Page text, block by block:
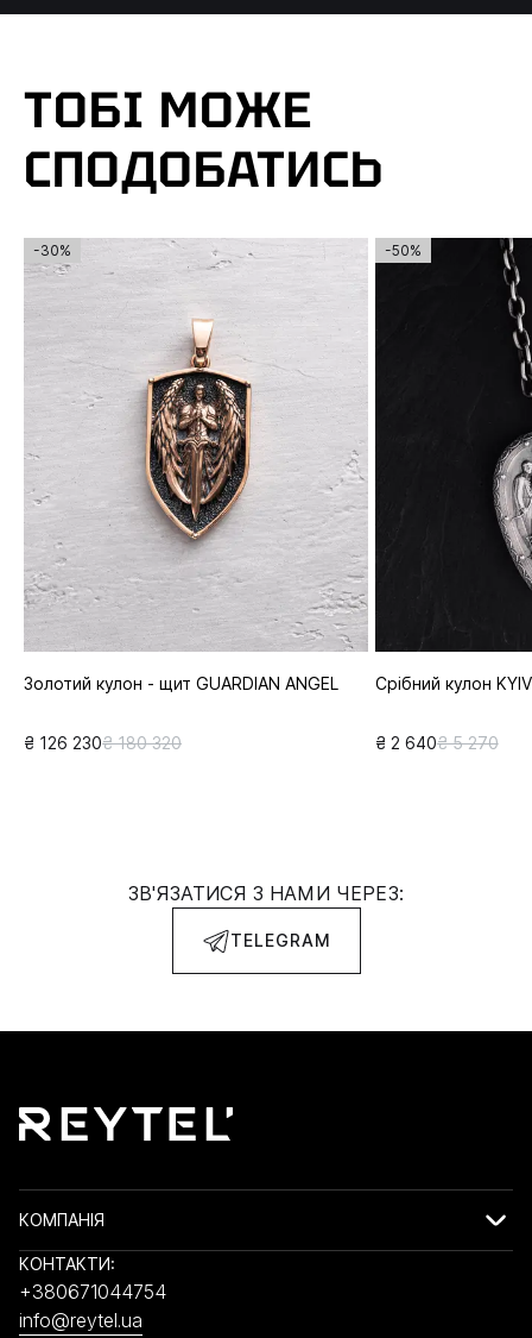
ТОБІ МОЖЕ
СПОДОБАТИСЬ
-30%
Золотий кулон - щит GUARDIAN ANGEL
₴ 126 230₴ 180 320
-50%
Срібний кулон
₴ 2 640₴ 5 270
ЗВ'ЯЗАТИСЯ З НАМИ ЧЕРЕЗ:
TELEGRAM
КОМПАНІЯ
КОНТАКТИ:
+380671044754
info@reytel.ua